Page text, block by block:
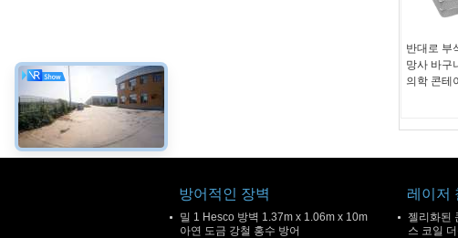
반대로 부
망사 바구
의학 콘테
방어적인 장벽
밀 1 Hesco 방벽 1.37m x 1.06m x 10m
아연 도금 강철 홍수 방어
레이저
젤리화된
스 코일